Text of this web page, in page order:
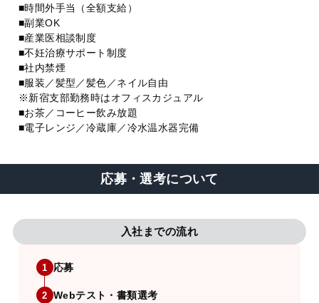
■時間外手当（全額支給）
■副業OK
■産業医相談制度
■不妊治療サポート制度
■社内禁煙
■服装／髪型／髪色／ネイル自由
※新宿支部勤務時はオフィスカジュアル
■お茶／コーヒー飲み放題
■電子レンジ／冷蔵庫／冷水温水器完備
応募・選考について
入社までの流れ
1 応募
2 Webテスト・書類選考